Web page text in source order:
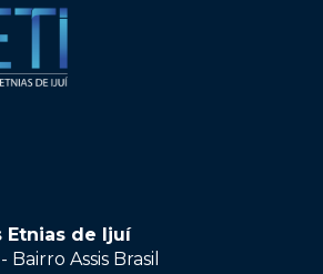
Etnias de Ijuí
Bairro Assis Brasil